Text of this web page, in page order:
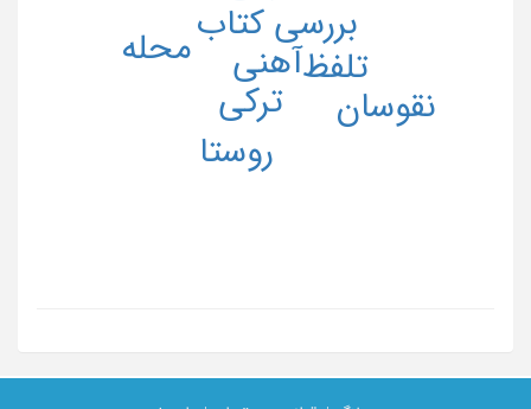
آهنی
بررسی کتاب
ترکی
تلفظ
روستا
محله
نقوسان